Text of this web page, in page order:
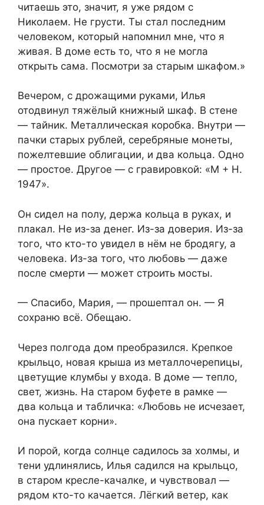
читаешь это, значит, я уже рядом с
Николаем. Не грусти. Ты стал последним
человеком, который напомнил мне, что я
живая. В доме есть то, что я не могла
открыть сама. Посмотри за старым шкафом.»
Вечером, с дрожащими руками, Илья
отодвинул тяжёлый книжный шкаф. В стене
— тайник. Металлическая коробка. Внутри —
пачки старых рублей, серебряные монеты,
пожелтевшие облигации, и два кольца. Одно
— простое. Другое — с гравировкой: «М + Н.
1947».
Он сидел на полу, держа кольца в руках, и
плакал. Не из-за денег. Из-за доверия. Из-за
того, что кто-то увидел в нём не бродягу, а
человека. Из-за того, что любовь — даже
после смерти — может строить мосты.
— Спасибо, Мария, — прошептал он. — Я
сохраню всё. Обещаю.
Через полгода дом преобразился. Крепкое
крыльцо, новая крыша из металлочерепицы,
цветущие клумбы у входа. В доме — тепло,
свет, жизнь. На старом буфете в рамке —
два кольца и табличка: «Любовь не исчезает,
она пускает корни».
И порой, когда солнце садилось за холмы, и
тени удлинялись, Илья садился на крыльцо,
в старом кресле-качалке, и чувствовал —
рядом кто-то качается. Лёгкий ветер, как